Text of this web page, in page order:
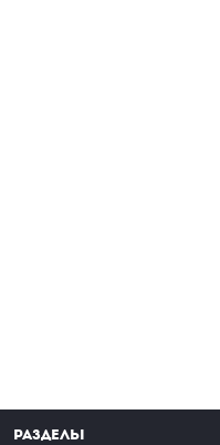
Разделы